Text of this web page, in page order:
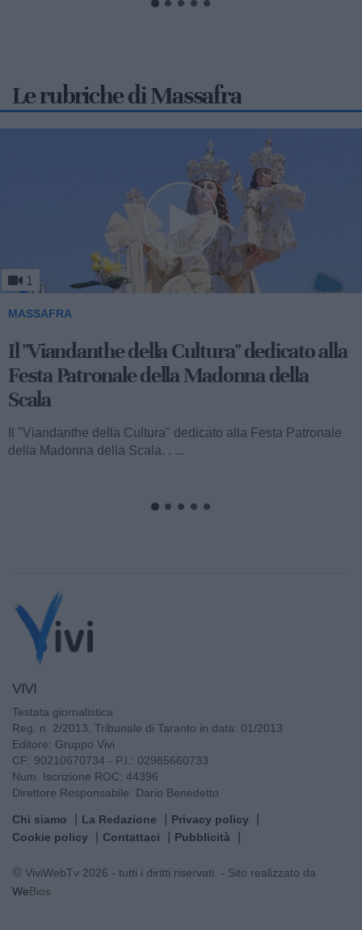
Le rubriche di Massafra
1
MASSAFRA
Il "Viandanthe della Cultura" dedicato alla
Festa Patronale della Madonna della
Scala
Il "Viandanthe della Cultura" dedicato alla Festa Patronale
della Madonna della Scala. . ...
VIVI
Testata giornalistica
Reg. n. 2/2013, Tribunale di Taranto in data: 01/2013
Editore: Gruppo Vivi
CF: 90210670734 - P.I.: 02985660733
Num. Iscrizione ROC: 44396
Direttore Responsabile: Dario Benedetto
Chi siamo La Redazione
Privacy policy
Cookie policy
Contattaci Pubblicità
© ViviWebTv 2026 - tutti i diritti riservati. - Sito realizzato da
WeBios